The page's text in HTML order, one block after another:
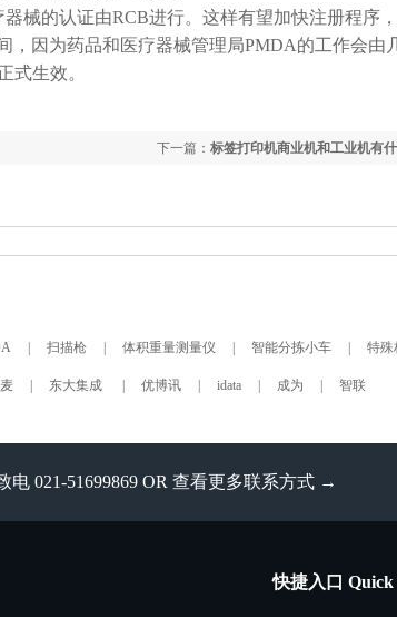
械的认证由RCB进行。这样有望加快注册程序
，因为药品和医疗器械管理局PMDA的工作会由
式生效。
下一篇： 标签打印机商业机和工业机有
扫描枪 体积重量测量仪 智能分拣小车 特殊
东大集成 优博讯 idata 成为 智联
电 021-51699869 OR 查看更多联系方式 →
快捷入口